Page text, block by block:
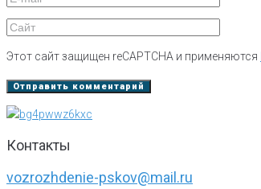
Этот сайт защищен reCAPTCHA и применяются
Контакты
vozrozhdenie-pskov@mail.ru